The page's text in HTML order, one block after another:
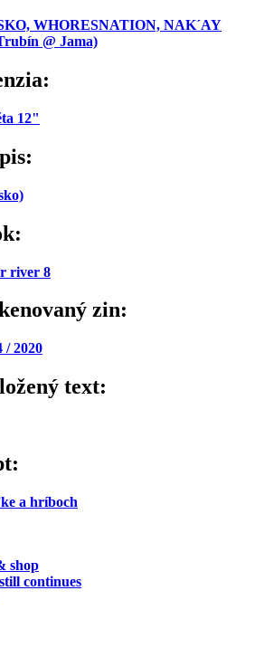
WHORESNATION, NAK´AY
@ Jama)
12"
river 8
zin:
/ 2020
text:
a hríboch
shop
continues